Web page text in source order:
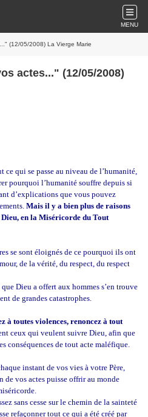
MENU
(12/05/2008) La Vierge Marie
actes..." (12/05/2008)
qui se passe au niveau de l’humanité,
pourquoi l’humanité souffre depuis si
d’explications que vous pouvez
Mais il y a bien plus de raisons
en la Miséricorde du Tout
se sont éloignés de ce pourquoi ils ont
de la vérité, du respect, du respect
Dieu a offert aux hommes s’en trouve
de grandes catastrophes.
à toutes violences, renoncez à tout
ceux qui veulent suivre Dieu, afin que
conséquences de tout acte maléfique.
instant de vos vies à votre Père,
de vos actes puisse offrir au monde
sans cesse sur le chemin de la sainteté
refaçonner tout ce qui a été créé par